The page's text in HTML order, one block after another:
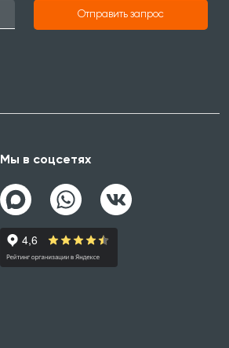
Отправить запрос
Мы в соцсетях